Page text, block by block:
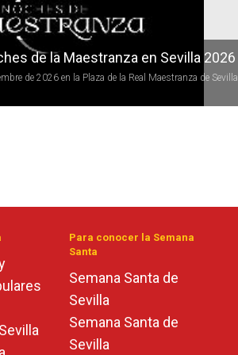
de la Maestranza en Sevilla 2026
de 2026 en la Plaza de la Real Maestranza de Sevilla
Para conocer la Semana
Santa
Semana Santa de
Sevilla
Semana Santa de
Sevilla